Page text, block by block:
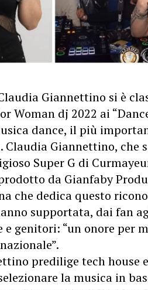
Giannettino si è
Woman dj 2022 ai
dance, il più
Claudia Giannettino, che
Super G di
da Gianfaby
che dedica questo
supportata, dai fan
e genitori: “un onore per
predilige tech house
la musica in